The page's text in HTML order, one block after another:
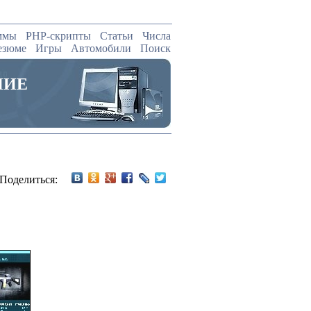
PHP-скрипты Статьи
Числа
Игры Автомобили Поиск
Поделиться: